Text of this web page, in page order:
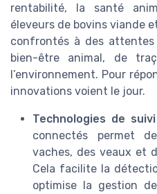
rentabilité, la santé
éleveurs de bovins viande
confrontés à des
bien-être animal, de
l’environnement. Pour
innovations voient le jour.
Technologies de suivi
connectés permet
vaches, des veaux et
Cela facilite la
optimise la gestion